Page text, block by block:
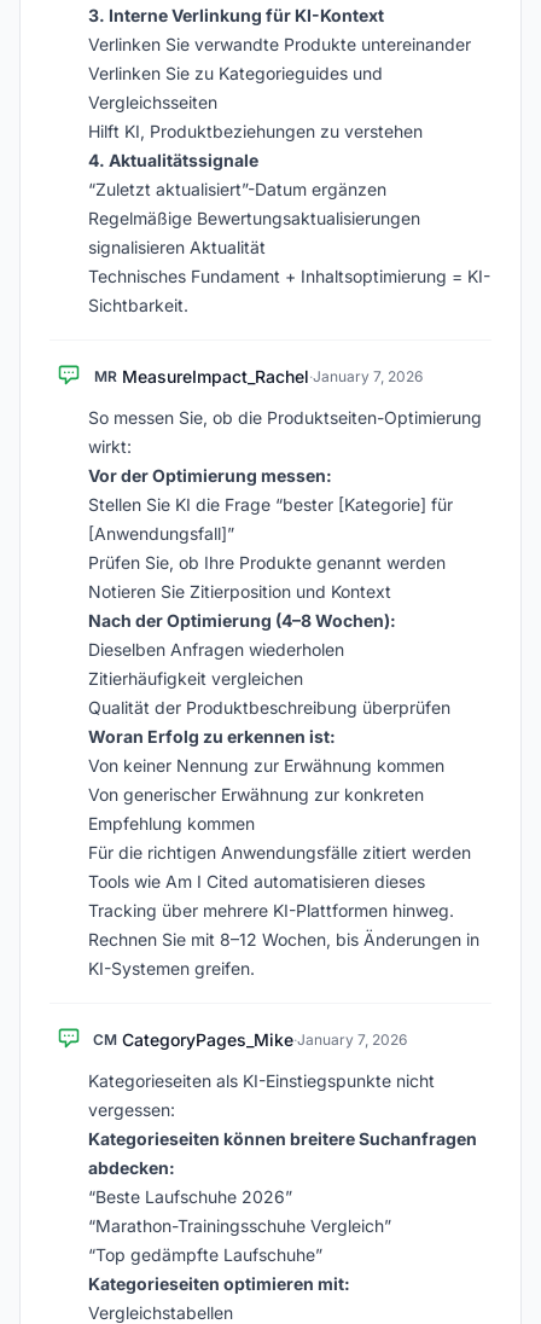
3. Interne Verlinkung für KI-Kontext
Verlinken Sie verwandte Produkte untereinander
Verlinken Sie zu Kategorieguides und
Vergleichsseiten
Hilft KI, Produktbeziehungen zu verstehen
4. Aktualitätssignale
“Zuletzt aktualisiert”-Datum ergänzen
Regelmäßige Bewertungsaktualisierungen
signalisieren Aktualität
Technisches Fundament + Inhaltsoptimierung = KI-
Sichtbarkeit.
MR MeasureImpact_Rachel·January 7, 2026
So messen Sie, ob die Produktseiten-Optimierung
wirkt:
Vor der Optimierung messen:
Stellen Sie KI die Frage “bester [Kategorie] für
[Anwendungsfall]”
Prüfen Sie, ob Ihre Produkte genannt werden
Notieren Sie Zitierposition und Kontext
Nach der Optimierung (4–8 Wochen):
Dieselben Anfragen wiederholen
Zitierhäufigkeit vergleichen
Qualität der Produktbeschreibung überprüfen
Woran Erfolg zu erkennen ist:
Von keiner Nennung zur Erwähnung kommen
Von generischer Erwähnung zur konkreten
Empfehlung kommen
Für die richtigen Anwendungsfälle zitiert werden
Tools wie Am I Cited automatisieren dieses
Tracking über mehrere KI-Plattformen hinweg.
Rechnen Sie mit 8–12 Wochen, bis Änderungen in
KI-Systemen greifen.
CM CategoryPages_Mike·January 7, 2026
Kategorieseiten als KI-Einstiegspunkte nicht
vergessen:
Kategorieseiten können breitere Suchanfragen
abdecken:
“Beste Laufschuhe 2026”
“Marathon-Trainingsschuhe Vergleich”
“Top gedämpfte Laufschuhe”
Kategorieseiten optimieren mit:
Vergleichstabellen